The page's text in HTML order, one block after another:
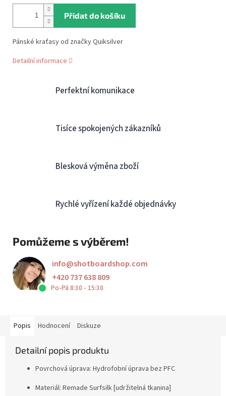
Přidat do košíku
Pánské kraťasy od značky Quiksilver
Detailní informace
Perfektní komunikace
Tisíce spokojených zákazníků
Blesková výměna zboží
Rychlé vyřízení každé objednávky
Pomůžeme s výběrem!
info@shotboardshop.com
+420 737 638 809
Po-Pá 8:30 - 15:30
Popis Hodnocení Diskuze
Detailní popis produktu
Povrchová úprava: Hydrofobní úprava bez PFC
Materiál: Remade Surfsilk [udržitelná tkanina]